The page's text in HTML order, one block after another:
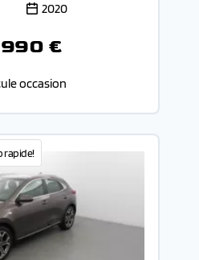
2020
990 €
occasion
rapide!